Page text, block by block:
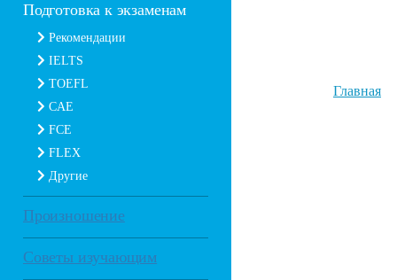
Подготовка к экзаменам
Рекомендации
IELTS
TOEFL
CAE
FCE
FLEX
Другие
Произношение
Советы изучающим
Главная